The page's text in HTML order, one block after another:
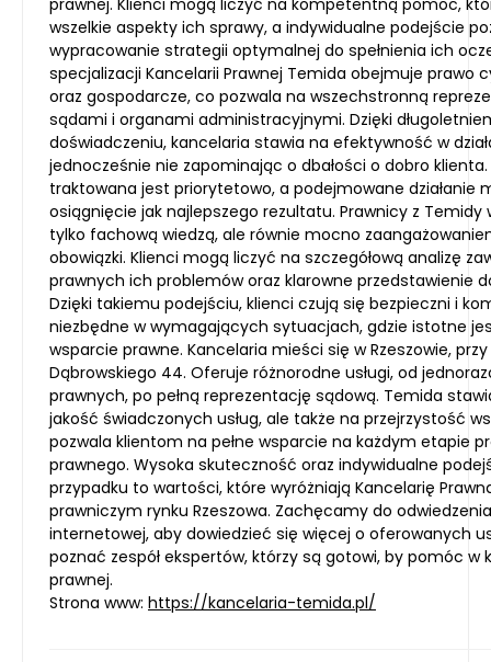
prawnej. Klienci mogą liczyć na kompetentną pomoc,
wszelkie aspekty ich sprawy, a indywidualne podejście
wypracowanie strategii optymalnej do spełnienia ich
specjalizacji Kancelarii Prawnej Temida obejmuje prawo
oraz gospodarcze, co pozwala na wszechstronną
sądami i organami administracyjnymi. Dzięki
doświadczeniu, kancelaria stawia na efektywność w
jednocześnie nie zapominając o dbałości o dobro
traktowana jest priorytetowo, a podejmowane działanie
osiągnięcie jak najlepszego rezultatu. Prawnicy z Temidy
tylko fachową wiedzą, ale równie mocno
obowiązki. Klienci mogą liczyć na szczegółową analizę
prawnych ich problemów oraz klarowne przedstawienie
Dzięki takiemu podejściu, klienci czują się bezpieczni i
niezbędne w wymagających sytuacjach, gdzie istotne
wsparcie prawne. Kancelaria mieści się w Rzeszowie,
Dąbrowskiego 44. Oferuje różnorodne usługi, od
prawnych, po pełną reprezentację sądową. Temida
jakość świadczonych usług, ale także na przejrzystość
pozwala klientom na pełne wsparcie na każdym etapie
prawnego. Wysoka skuteczność oraz indywidualne
przypadku to wartości, które wyróżniają Kancelarię
prawniczym rynku Rzeszowa. Zachęcamy do
internetowej, aby dowiedzieć się więcej o oferowanych
poznać zespół ekspertów, którzy są gotowi, by pomóc w
prawnej.
Strona www: https://kancelaria-temida.pl/